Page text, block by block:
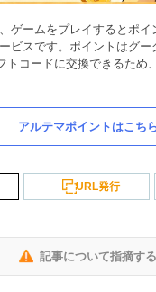
ゲームをプレイするとポ
ビスです。ポイントはグー
トコードに交換できるため
アルテマポイントはこち
URL発行
記事について指摘する